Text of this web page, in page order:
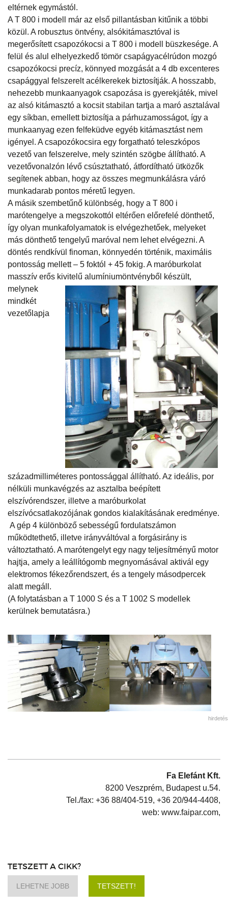
eltérnek egymástól.
A T 800 i modell már az első pillantásban kitűnik a többi
közül. A robusztus öntvény, alsókitámasztóval is
megerősített csapozókocsi a T 800 i modell büszkesége. A
felül és alul elhelyezkedő tömör csapágyacélrúdon mozgó
csapozókocsi precíz, könnyed mozgását a 4 db excenteres
csapággyal felszerelt acélkerekek biztosítják. A hosszabb,
nehezebb munkaanyagok csapozása is gyerekjáték, mivel
az alsó kitámasztó a kocsit stabilan tartja a maró asztalával
egy síkban, emellett biztosítja a párhuzamosságot, így a
munkaanyag ezen felfeküdve egyéb kitámasztást nem
igényel. A csapozókocsira egy forgatható teleszkópos
vezető van felszerelve, mely szintén szögbe állítható. A
vezetővonalzón lévő csúsztatható, átfordítható ütközők
segítenek abban, hogy az összes megmunkálásra váró
munkadarab pontos méretű legyen.
A másik szembetűnő különbség, hogy a T 800 i
marótengelye a megszokottól eltérően előrefelé dönthető,
így olyan munkafolyamatok is elvégezhetőek, melyeket
más dönthető tengelyű maróval nem lehet elvégezni. A
döntés rendkívül finoman, könnyedén történik, maximális
pontosság mellett – 5 foktól + 45 fokig. A maróburkolat
masszív erős kivitelű alumíniumöntvényből készült,
melynek
mindkét
vezetőlapja
századmilliméteres pontossággal állítható. Az ideális, por
nélküli munkavégzés az asztalba beépített
elszívórendszer, illetve a maróburkolat
elszívócsatlakozójának gondos kialakításának eredménye.
A gép 4 különböző sebességű fordulatszámon
működtethető, illetve irányváltóval a forgásirány is
változtatható. A marótengelyt egy nagy teljesítményű motor
hajtja, amely a leállítógomb megnyomásával aktivál egy
elektromos fékezőrendszert, és a tengely másodpercek
alatt megáll.
(A folytatásban a T 1000 S és a T 1002 S modellek
kerülnek bemutatásra.)
hirdetés
Fa Elefánt Kft.
8200 Veszprém, Budapest u.54.
Tel./fax: +36 88/404-519, +36 20/944-4408,
web: www.faipar.com,
TETSZETT A CIKK?
LEHETNE JOBB TETSZETT!